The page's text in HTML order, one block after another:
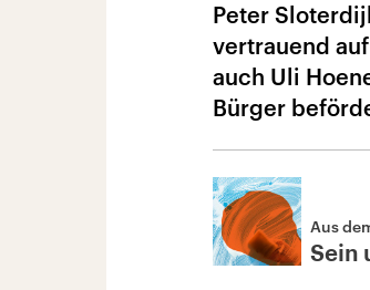
Peter
vertrauend
auch Uli
Bürger
Aus
Sein